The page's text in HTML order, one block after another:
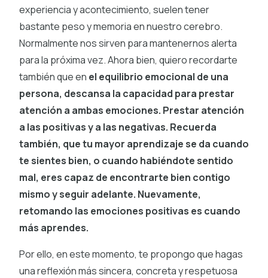
experiencia y acontecimiento, suelen tener
bastante peso y memoria en nuestro cerebro.
Normalmente nos sirven para mantenernos alerta
para la próxima vez. Ahora bien, quiero recordarte
también que en el equilibrio emocional de una
persona, descansa la capacidad para prestar
atención a ambas emociones. Prestar atención
a las positivas y a las negativas. Recuerda
también, que tu mayor aprendizaje se da cuando
te sientes bien, o cuando habiéndote sentido
mal, eres capaz de encontrarte bien contigo
mismo y seguir adelante. Nuevamente,
retomando las emociones positivas es cuando
más aprendes.
Por ello, en este momento, te propongo que hagas
una reflexión más sincera, concreta y respetuosa